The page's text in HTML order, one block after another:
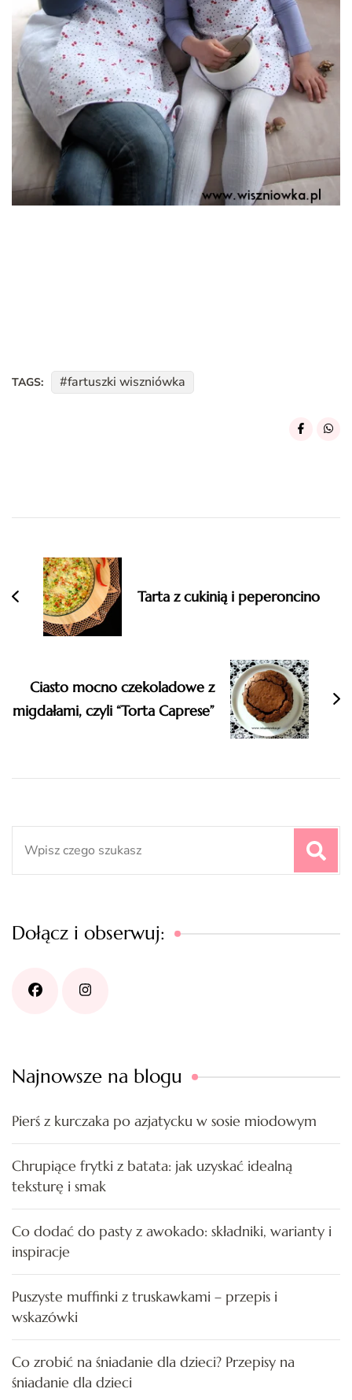
TAGS: fartuszki wiszniówka
Navigation
Tarta z cukinią i peperoncino
Ciasto mocno czekoladowe z
migdałami, czyli “Torta Caprese”
Dołącz i obserwuj:
Najnowsze na blogu
Pierś z kurczaka po azjatycku w sosie miodowym
Chrupiące frytki z batata: jak uzyskać idealną
teksturę i smak
Co dodać do pasty z awokado: składniki, warianty i
inspiracje
Puszyste muffinki z truskawkami – przepis i
wskazówki
Co zrobić na śniadanie dla dzieci? Przepisy na
śniadanie dla dzieci